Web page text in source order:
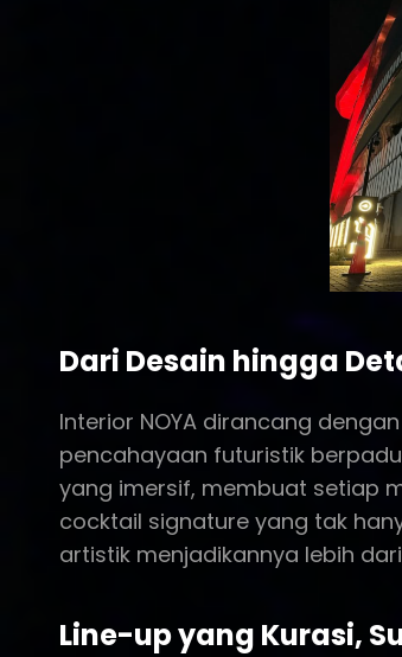
Dari Desain hingga
Interior NOYA dirancang
pencahayaan futuristik
yang imersif, membuat setiap
cocktail signature yang tak
artistik menjadikannya lebih
Line-up yang Kurasi,